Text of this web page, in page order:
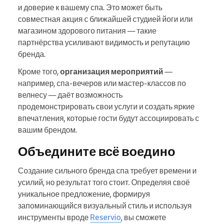
и доверие к вашему спа. Это может быть
совместная акция с ближайшей студией йоги или
магазином здорового питания — такие
партнёрства усиливают видимость и репутацию
бренда.
Кроме того, организация мероприятий —
например, спа-вечеров или мастер-классов по
велнесу — даёт возможность
продемонстрировать свои услуги и создать яркие
впечатления, которые гости будут ассоциировать с
вашим брендом.
Объедините всё воедино
Создание сильного бренда спа требует времени и
усилий, но результат того стоит. Определяя своё
уникальное предложение, формируя
запоминающийся визуальный стиль и используя
инструменты вроде Reservio, вы сможете